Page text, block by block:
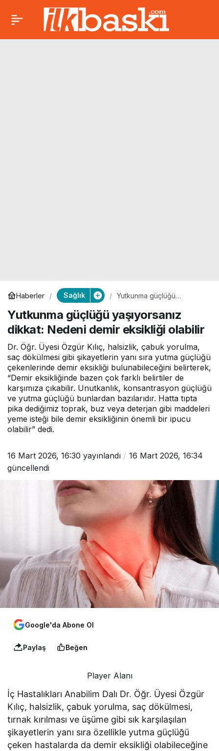
Haberler Sağlık
Yutkunma güçlüğü
demir eksikliği olabilir
Yutkunma güçlüğü yaşıyorsanız
dikkat: Nedeni demir eksikliği olabilir
Dr. Öğr. Üyesi Özgür Kılıç, halsizlik, çabuk yorulma,
saç dökülmesi gibi şikayetlerin yanı sıra yutma güçlüğü
çekenlerinde demir eksikliği bulunabileceğini belirterek,
“Demir eksikliğinde bazen çok farklı belirtiler de
karşımıza çıkabilir. Unutkanlık, konsantrasyon güçlüğü
ve yutma güçlüğü bunlardan bazılarıdır. Hatta tıpta
pika dediğimiz toprak, buz veya deterjan gibi maddeleri
yeme isteği bile demir eksikliğinin önemli bir ipucu
olabilir” dedi.
16 Mart 2026, 16:30 yayınlandı
16 Mart 2026, 16:34
güncellendi
Google'da Abone Ol
Paylaş Beğen
Player Alanı
İç Hastalıkları Anabilim Dalı Dr. Öğr. Üyesi Özgür
Kılıç, halsizlik, çabuk yorulma, saç dökülmesi,
tırnak kırılması ve üşüme gibi sık karşılaşılan
şikayetlerin yanı sıra özellikle yutma güçlüğü
çeken hastalarda da demir eksikliği olabileceğine
Uzman uyarısı:
Geçmeyen öksürüğe